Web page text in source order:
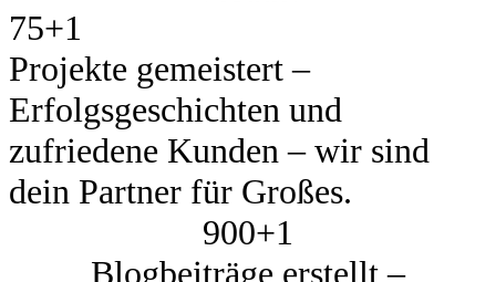
75+1
Projekte gemeistert –
Erfolgsgeschichten und
zufriedene Kunden – wir sind
dein Partner für Großes.
900+1
Blogbeiträge erstellt –